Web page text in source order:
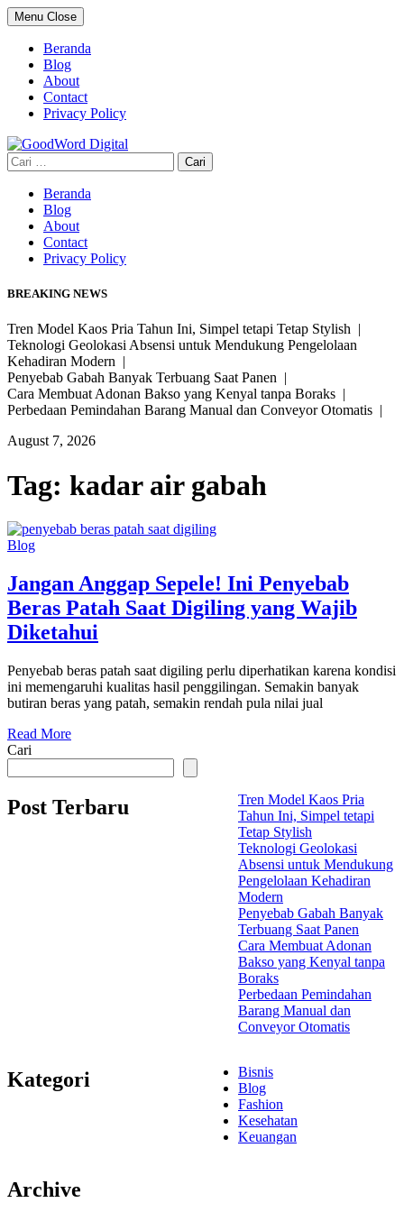
Skip
to
content
Menu Close
Beranda
Blog
About
Contact
Privacy Policy
Cari
untuk:
Beranda
Blog
About
Contact
Privacy Policy
BREAKING NEWS
Tren Model Kaos Pria Tahun Ini, Simpel tetapi Tetap Stylish |
Teknologi Geolokasi Absensi untuk Mendukung Pengelolaan
Kehadiran Modern |
Penyebab Gabah Banyak Terbuang Saat Panen |
Cara Membuat Adonan Bakso yang Kenyal tanpa Boraks |
Perbedaan Pemindahan Barang Manual dan Conveyor Otomatis |
August 7, 2026
Tag: kadar air gabah
Blog
Jangan Anggap Sepele! Ini Penyebab
Beras Patah Saat Digiling yang Wajib
Diketahui
Penyebab beras patah saat digiling perlu diperhatikan karena kondisi
ini memengaruhi kualitas hasil penggilingan. Semakin banyak
butiran beras yang patah, semakin rendah pula nilai jual
Read More
Cari
Post Terbaru
Tren Model Kaos Pria
Tahun Ini, Simpel tetapi
Tetap Stylish
Teknologi Geolokasi
Absensi untuk Mendukung
Pengelolaan Kehadiran
Modern
Penyebab Gabah Banyak
Terbuang Saat Panen
Cara Membuat Adonan
Bakso yang Kenyal tanpa
Boraks
Perbedaan Pemindahan
Barang Manual dan
Conveyor Otomatis
Kategori
Bisnis
Blog
Fashion
Kesehatan
Keuangan
Archive